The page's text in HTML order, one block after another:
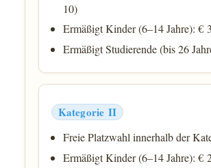
10)
Ermäßigt Kinder (6–14 Jahre): €
Ermäßigt Studierende (bis 26
Kategorie II
Freie Platzwahl innerhalb der
Ermäßigt Kinder (6–14 Jahre): €